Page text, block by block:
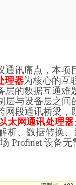
通讯痛点，本
理器为核心的互
层的数据互通难
层与设备层之
网段通讯桥梁
以太网通讯处理器
析、数据转换
Profinet 设备